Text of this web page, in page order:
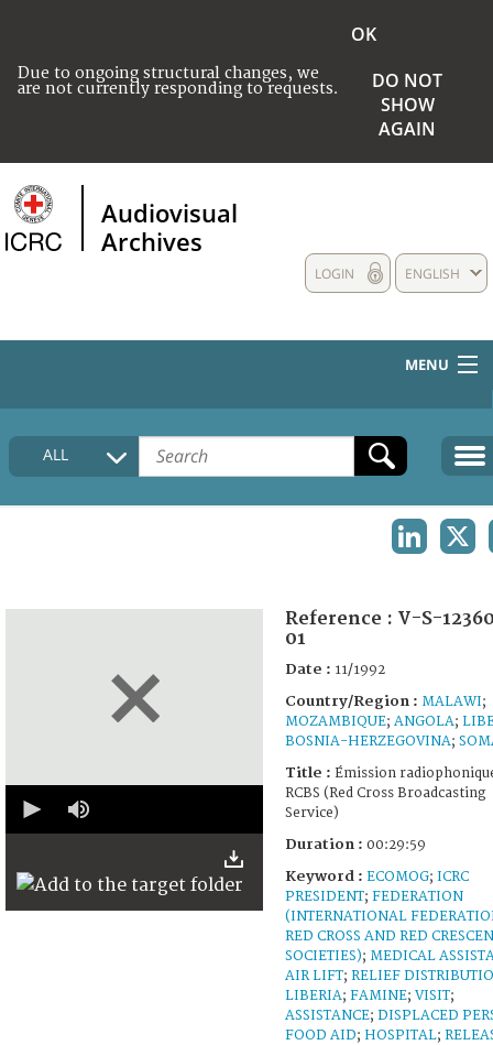
Due to ongoing structural changes, we
are not currently responding to requests.
OK
DO NOT
SHOW
AGAIN
Audiovisual
Archives
ENGLISH
LOGIN
MENU
HOME
COLLECTIONS DESCRIPTION
ALL
seconds
Reference : V-S-
01
Date : 11/1992
Country/Region : MALAWI;
MOZAMBIQUE; ANGOLA;
BOSNIA-HERZEGOVINA;
Title : Émission
RCBS (Red Cross Broadcasting
Service)
Duration : 00:29:59
Keyword : ECOMOG; ICRC
PRESIDENT; FEDERATION
(INTERNATIONAL
RED CROSS AND RED
SOCIETIES); MEDICAL
AIR LIFT; RELIEF
LIBERIA; FAMINE; VISIT;
ASSISTANCE; DISPLACED
FOOD AID; HOSPITAL;